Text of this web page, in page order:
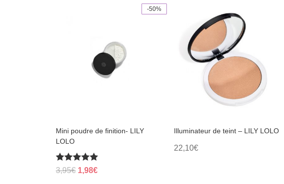
-50%
Mini poudre de finition- LILY
LOLO
Rated
5.00
3,95€ Original
1,98€Current
page
Illuminateur de teint – LILY LOLO
22,10€
multiple
variants.
options
page